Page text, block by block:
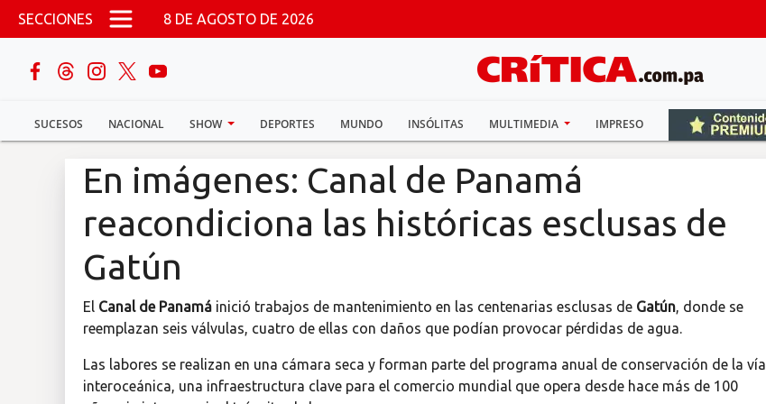
Pasar al contenido principal
SECCIONES 8 DE AGOSTO DE 2026
SUCESOS NACIONAL SHOW DEPORTES MUNDO INSÓLITAS MULTIMEDIA IMPRESO
buscar
Sucesos
En imágenes: Canal de Panamá
reacondiciona las históricas esclusas de
Gatún
El Canal de Panamá inició trabajos de mantenimiento en las centenarias esclusas de Gatún, donde se
reemplazan seis válvulas, cuatro de ellas con daños que podían provocar pérdidas de agua.
Las labores se realizan en una cámara seca y forman parte del programa anual de conservación de la vía
interoceánica, una infraestructura clave para el comercio mundial que opera desde hace más de 100